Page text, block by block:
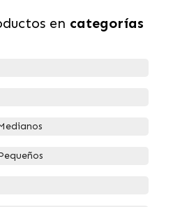
en categorías